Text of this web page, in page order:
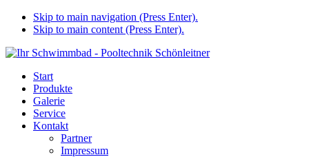
Skip to main navigation (Press Enter).
Skip to main content (Press Enter).
Start
Produkte
Galerie
Service
Kontakt
Partner
Impressum